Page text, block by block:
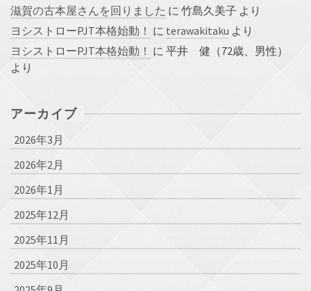
滋賀の古本屋さんを回りました に 竹島久美子 より
ヨシストローPJT本格始動！ に terawakitaku より
ヨシストローPJT本格始動！ に 平井 健（72歳、男性）
より
アーカイブ
2026年3月
2026年2月
2026年1月
2025年12月
2025年11月
2025年10月